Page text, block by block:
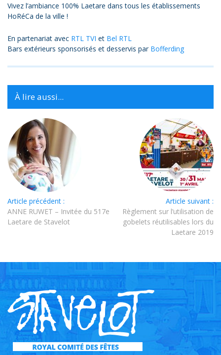
Vivez l’ambiance 100% Laetare dans tous les établissements
HoRéCa de la ville !
En partenariat avec RTL TVI et Bel RTL
Bars extérieurs sponsorisés et desservis par Bofferding
À lire aussi...
Article précédent :
ANNE RUWET – Invitée du 517e
Laetare de Stavelot
Article suivant :
Règlement sur l’utilisation de
gobelets réutilisables lors du
Laetare 2019